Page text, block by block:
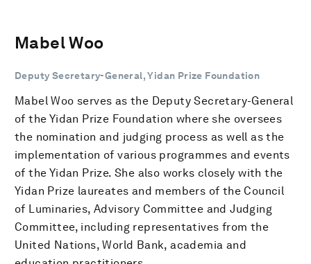
Mabel Woo
Deputy Secretary-General, Yidan Prize Foundation
Mabel Woo serves as the Deputy Secretary-General
of the Yidan Prize Foundation where she oversees
the nomination and judging process as well as the
implementation of various programmes and events
of the Yidan Prize. She also works closely with the
Yidan Prize laureates and members of the Council
of Luminaries, Advisory Committee and Judging
Committee, including representatives from the
United Nations, World Bank, academia and